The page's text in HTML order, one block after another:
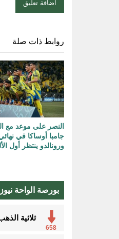
روابط ذات صلة
النصر على موعد مع
جامبا أوساكا في
ورونالدو ينتظر أول
بورصة الواحة نيوز
658
ثلاثية